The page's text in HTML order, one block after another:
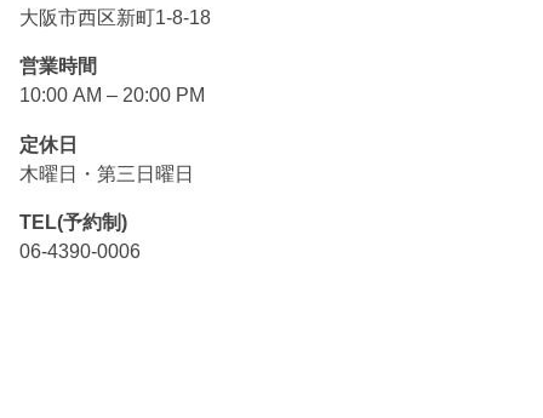
大阪市西区新町1-8-18
営業時間
10:00 AM – 20:00 PM
定休日
木曜日・第三日曜日
TEL(予約制)
06-4390-0006